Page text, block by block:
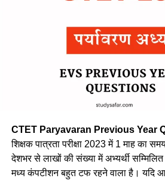
108
109
110
111
112
113
(a) अन्येषां विषयाणां शिक्षणे भाषा महत्वपूर्ण
(b) भाषाधिगमे अन्तर्वस्तु-विषयाः (Content
CTET Paryavaran Previous Year
शिक्षक पात्रता परीक्षा 2023 में 1 माह का
देशभर से लाखों की संख्या में अभ्यर्थी सम्मिलित
मध्य कंपटीशन बहुत टफ रहने वाला है। यदि आप